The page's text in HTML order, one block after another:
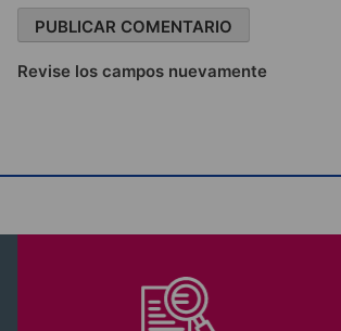
Revise los campos nuevamente